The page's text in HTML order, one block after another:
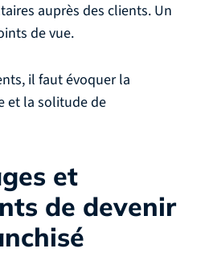
auprès des clients. Un
de vue.
il faut évoquer la
et la solitude de
et
de devenir